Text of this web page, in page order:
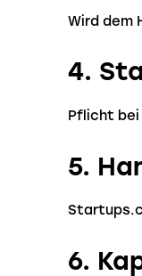
Wird dem
4.
Pflicht bei
5.
6.